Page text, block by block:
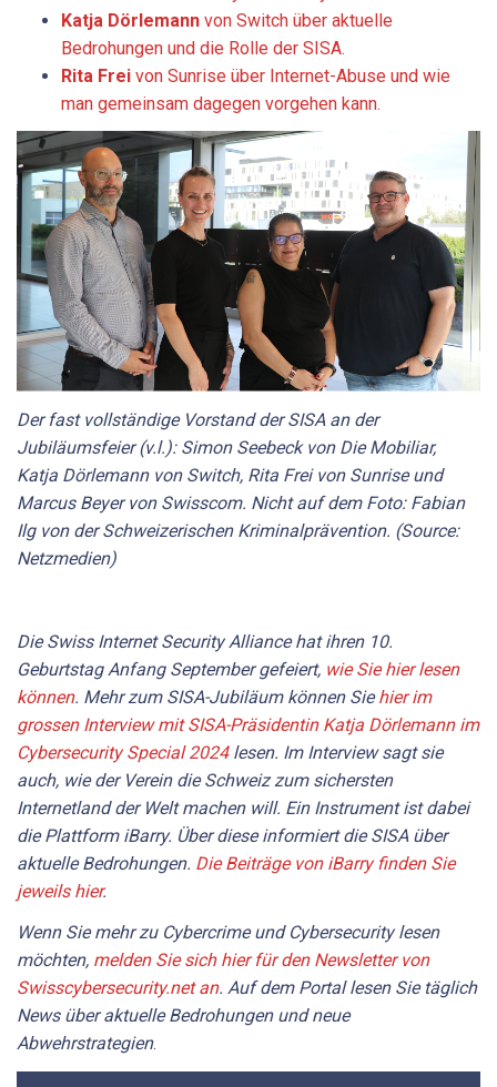
Katja Dörlemann von Switch über aktuelle
Bedrohungen und die Rolle der SISA.
Rita Frei von Sunrise über Internet-Abuse und wie
man gemeinsam dagegen vorgehen kann.
Der fast vollständige Vorstand der SISA an der
Jubiläumsfeier (v.l.): Simon Seebeck von Die Mobiliar,
Katja Dörlemann von Switch, Rita Frei von Sunrise und
Marcus Beyer von Swisscom. Nicht auf dem Foto: Fabian
Ilg von der Schweizerischen Kriminalprävention. (Source:
Netzmedien)
Die Swiss Internet Security Alliance hat ihren 10.
Geburtstag Anfang September gefeiert, wie Sie hier lesen
können. Mehr zum SISA-Jubiläum können Siehier im
grossen Interview mit SISA-Präsidentin Katja Dörlemann im
Cybersecurity Special 2024lesen. Im Interview sagt sie
auch, wie der Verein die Schweiz zum sichersten
Internetland der Welt machen will. Ein Instrument ist dabei
die Plattform iBarry. Über diese informiert die SISA über
aktuelle Bedrohungen. Die Beiträge von iBarry finden Sie
jeweils hier.
Wenn Sie mehr zu Cybercrime und Cybersecurity lesen
möchten, melden Sie sich hier für den Newsletter von
Swisscybersecurity.net an. Auf dem Portal lesen Sie täglich
News über aktuelle Bedrohungen und neue
Abwehrstrategien.